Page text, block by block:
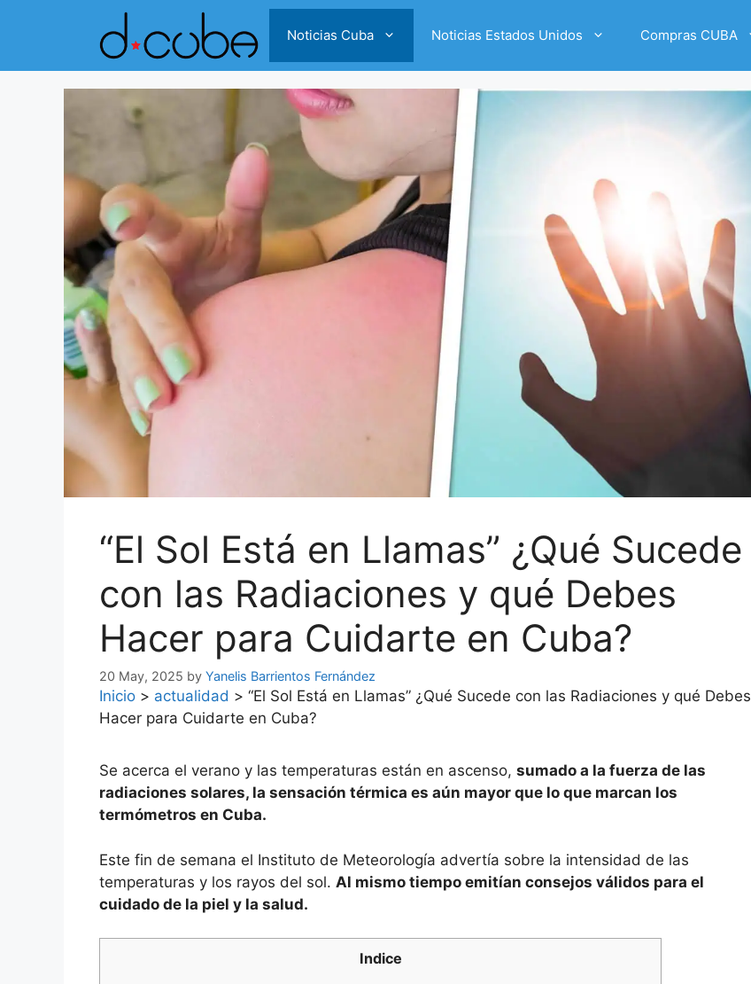
Noticias Cuba Noticias Estados Unidos Compras CUBA
“El Sol Está en Llamas” ¿Qué Sucede
con las Radiaciones y qué Debes
Hacer para Cuidarte en Cuba?
20 May, 2025 by Yanelis Barrientos Fernández
Inicio > actualidad > “El Sol Está en Llamas” ¿Qué Sucede con las Radiaciones y qué Debes
Hacer para Cuidarte en Cuba?
Se acerca el verano y las temperaturas están en ascenso, sumado a la fuerza de las
radiaciones solares, la sensación térmica es aún mayor que lo que marcan los
termómetros en Cuba.
Este fin de semana el Instituto de Meteorología advertía sobre la intensidad de las
temperaturas y los rayos del sol. Al mismo tiempo emitían consejos válidos para el
cuidado de la piel y la salud.
Indice